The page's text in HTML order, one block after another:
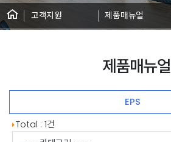
고객지원 제품매뉴얼
제품매뉴얼
EPS
공지사항 게시판 목록
Total : 1건